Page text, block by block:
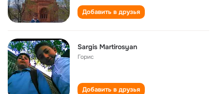
Добавить в друзья
Sargis Martirosyan
Горис
Добавить в друзья